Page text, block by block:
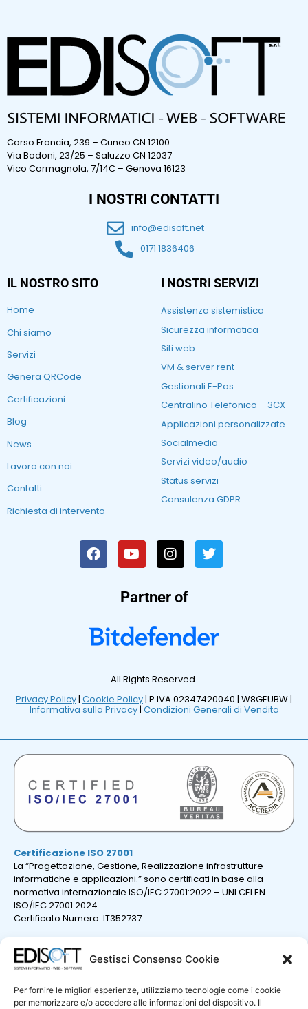
Gestisci Consenso Cookie
Per fornire le migliori esperienze, utilizziamo tecnologie come i cookie
per memorizzare e/o accedere alle informazioni del dispositivo. Il
Corso Francia, 239 – Cuneo CN 12100
Via Bodoni, 23/25 – Saluzzo CN 12037
Vico Carmagnola, 7/14C – Genova 16123
I NOSTRI CONTATTI
info@edisoft.net
0171 1836406
IL NOSTRO SITO
Home
Chi siamo
Servizi
Genera QRCode
Certificazioni
Blog
News
Lavora con noi
Contatti
Richiesta di intervento
I NOSTRI SERVIZI
Assistenza sistemistica
Sicurezza informatica
Siti web
VM & server rent
Gestionali E-Pos
Centralino Telefonico – 3CX
Applicazioni personalizzate
Socialmedia
Servizi video/audio
Status servizi
Consulenza GDPR
Partner of
All Rights Reserved.
Privacy Policy| Cookie Policy| P.IVA 02347420040 | W8GEUBW |
Informativa sulla Privacy| Condizioni Generali di Vendita
Certificazione ISO 27001
La “Progettazione, Gestione, Realizzazione infrastrutture
informatiche e applicazioni.” sono certificati in base alla
normativa internazionale ISO/IEC 27001:2022 – UNI CEI EN
ISO/IEC 27001:2024.
Certificato Numero: IT352737